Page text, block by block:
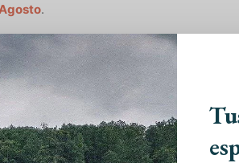
Agosto.
las motos y los autorickshaws. Este
de bellos havelis y un par de notables
el Museo Sadul y el Museo Ganga